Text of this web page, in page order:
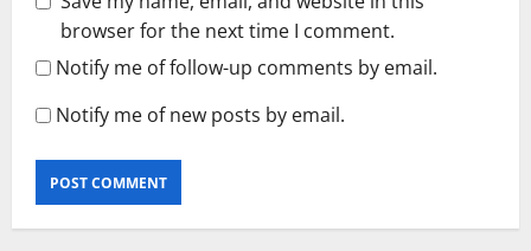
browser for the next time I comment.
Notify me of follow-up comments by email.
Notify me of new posts by email.